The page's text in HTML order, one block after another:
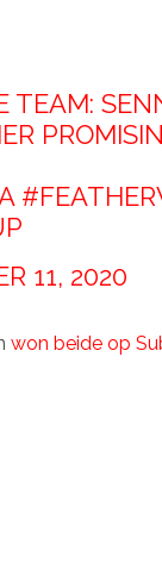
TEAM:
11, 2020
won beide op